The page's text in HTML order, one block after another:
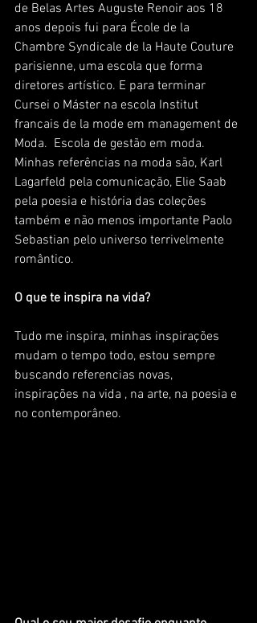
de Belas Artes Auguste Renoir aos 18
anos depois fui para École de la
Chambre Syndicale de la Haute Couture
parisienne, uma escola que forma
diretores artístico. E para terminar
Cursei o Máster na escola Institut
francais de la mode em management de
Moda.  Escola de gestão em moda.
Minhas referências na moda são, Karl
Lagarfeld pela comunicação, Elie Saab
pela poesia e história das coleções
também e não menos importante Paolo
Sebastian pelo universo terrivelmente
romântico.
O que te inspira na vida?
Tudo me inspira, minhas inspirações
mudam o tempo todo, estou sempre
buscando referencias novas,
inspirações na vida , na arte, na poesia e
no contemporâneo.